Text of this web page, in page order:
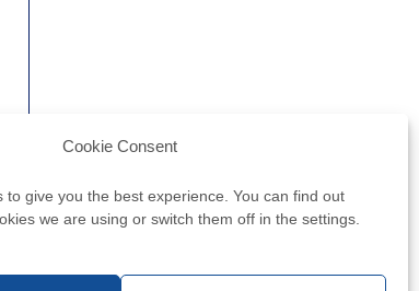
Cookie Consent
to give you the best experience. You can find out
we are using or switch them off in the settings.